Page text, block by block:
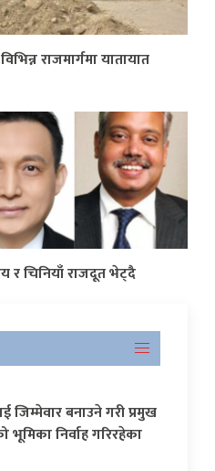
राजमार्गमा यातायात
र चिनियाँ राजदूत भेट्दै
जिम्मेवार बनाउने गरी प्रमुख
भूमिका निर्वाह गरिरहेका